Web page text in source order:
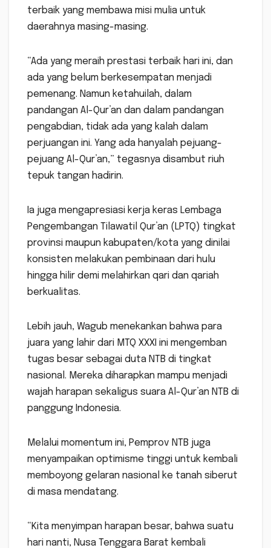
terbaik yang membawa misi mulia untuk
daerahnya masing-masing.
“Ada yang meraih prestasi terbaik hari ini, dan
ada yang belum berkesempatan menjadi
pemenang. Namun ketahuilah, dalam
pandangan Al-Qur’an dan dalam pandangan
pengabdian, tidak ada yang kalah dalam
perjuangan ini. Yang ada hanyalah pejuang-
pejuang Al-Qur’an,” tegasnya disambut riuh
tepuk tangan hadirin.
Ia juga mengapresiasi kerja keras Lembaga
Pengembangan Tilawatil Qur’an (LPTQ) tingkat
provinsi maupun kabupaten/kota yang dinilai
konsisten melakukan pembinaan dari hulu
hingga hilir demi melahirkan qari dan qariah
berkualitas.
Lebih jauh, Wagub menekankan bahwa para
juara yang lahir dari MTQ XXXI ini mengemban
tugas besar sebagai duta NTB di tingkat
nasional. Mereka diharapkan mampu menjadi
wajah harapan sekaligus suara Al-Qur’an NTB di
panggung Indonesia.
Melalui momentum ini, Pemprov NTB juga
menyampaikan optimisme tinggi untuk kembali
memboyong gelaran nasional ke tanah siberut
di masa mendatang.
“Kita menyimpan harapan besar, bahwa suatu
hari nanti, Nusa Tenggara Barat kembali